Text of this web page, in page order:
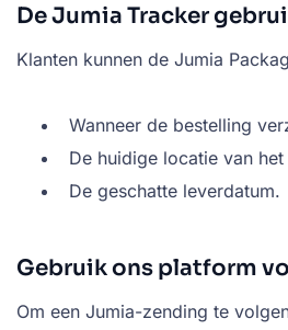
De Jumia Tracker
Klanten kunnen de Jumia
Wanneer de bestelling
De huidige locatie van
De geschatte leverdatum.
Gebruik ons platform
Om een Jumia-zending te